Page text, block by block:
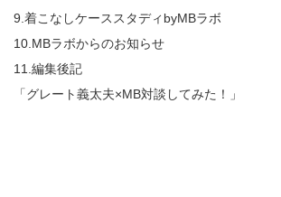
9.着こなしケーススタディbyMBラボ
10.MBラボからのお知らせ
11.編集後記
「グレート義太夫×MB対談してみた！」